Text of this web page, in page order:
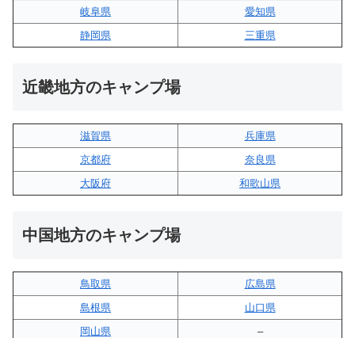
岐阜県
愛知県
静岡県
三重県
近畿地方のキャンプ場
滋賀県
兵庫県
京都府
奈良県
大阪府
和歌山県
中国地方のキャンプ場
鳥取県
広島県
島根県
山口県
岡山県
–